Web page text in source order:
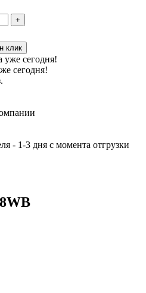
+
клик
сегодня!
- 1-3 дня с момента отгрузки